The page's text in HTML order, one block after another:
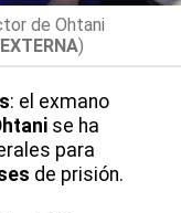
de Ohtani
)
: el exmano
se ha
para
de prisión.